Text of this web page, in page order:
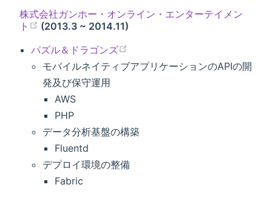
株式会社ガンホー・オンライン・エンターテイメン
ト
(2013.3 ~ 2014.11)
パズル＆ドラゴンズ
モバイルネイティブアプリケーションのAPIの開
発及び保守運用
AWS
PHP
データ分析基盤の構築
Fluentd
デプロイ環境の整備
Fabric